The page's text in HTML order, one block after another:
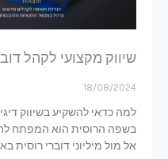
שיווק מקצועי לקהל דובר
18/08/2024
למה כדאי להשקיע בשיווק דיגיטלי
בשפה הרוסית הוא המפתח
אל מול מיליוני דוברי רוסית בארץ